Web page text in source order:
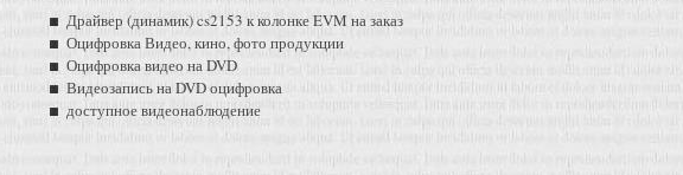
Драйвер (динамик) cs2153 к колонке EVM на заказ
Оцифровка Видео, кино, фото продукции
Оцифровка видео на DVD
Видеозапись на DVD оцифровка
доступное видеонаблюдение